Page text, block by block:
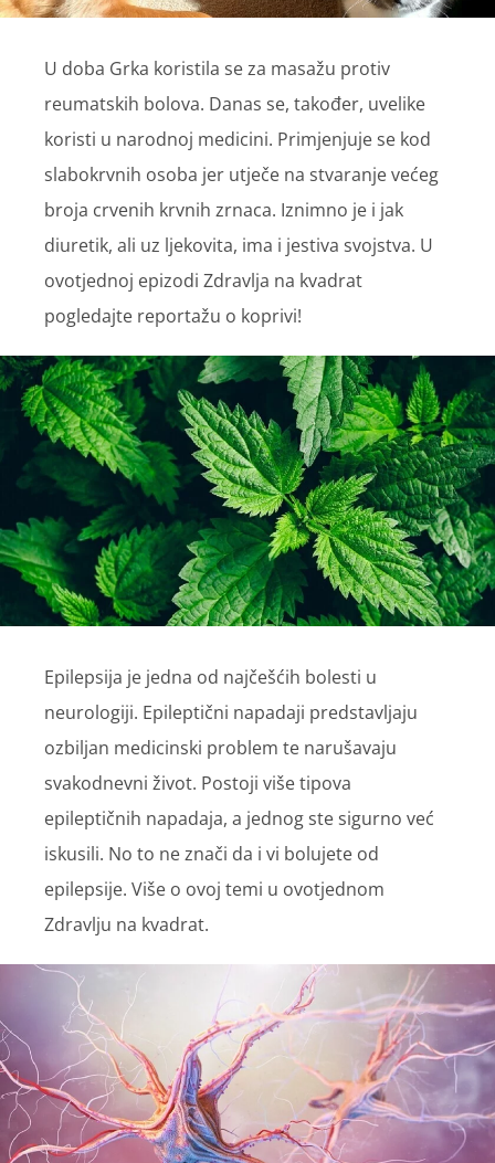
U doba Grka koristila se za masažu protiv
reumatskih bolova. Danas se, također, uvelike
koristi u narodnoj medicini. Primjenjuje se kod
slabokrvnih osoba jer utječe na stvaranje većeg
broja crvenih krvnih zrnaca. Iznimno je i jak
diuretik, ali uz ljekovita, ima i jestiva svojstva. U
ovotjednoj epizodi Zdravlja na kvadrat
pogledajte reportažu o koprivi!
Epilepsija je jedna od najčešćih bolesti u
neurologiji. Epileptični napadaji predstavljaju
ozbiljan medicinski problem te narušavaju
svakodnevni život. Postoji više tipova
epileptičnih napadaja, a jednog ste sigurno već
iskusili. No to ne znači da i vi bolujete od
epilepsije. Više o ovoj temi u ovotjednom
Zdravlju na kvadrat.